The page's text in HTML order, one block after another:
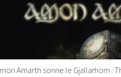
Amarth sonne le Gjallarhorn :